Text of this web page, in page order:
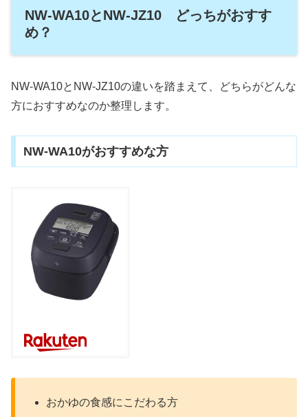
NW-WA10とNW-JZ10 どっちがおすす
め？
NW-WA10とNW-JZ10の違いを踏まえて、どちらがどんな
方におすすめなのか整理します。
NW-WA10がおすすめな方
おかゆの食感にこだわる方